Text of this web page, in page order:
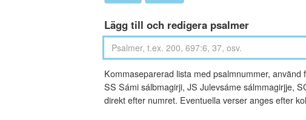
Lägg till och redigera psalmer
Kommaseparerad lista med psalmnummer,
SS Sámi sálbmagirji, JS Julevsáme sálmmagirjje,
direkt efter numret. Eventuella verser anges efter